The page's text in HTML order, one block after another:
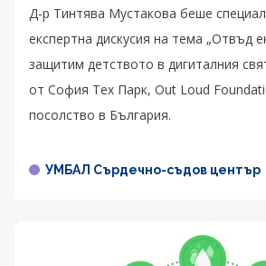
Д-р Тинтява Мустакова беше
експертна дискусия на тема „Отвъд
защитим детството в дигиталния
от София Тех Парк, Out Loud
посолство в България.
УМБАЛ Сърдечно-съдов център